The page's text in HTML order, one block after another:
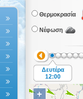
Θερμοκρασία
Νέφωση
Δευτέρα
12:00
+